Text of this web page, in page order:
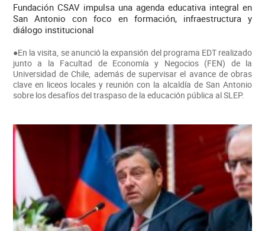
Fundación CSAV impulsa una agenda educativa integral en
San Antonio con foco en formación, infraestructura y
diálogo institucional
●En la visita, se anunció la expansión del programa EDT realizado
junto a la Facultad de Economía y Negocios (FEN) de la
Universidad de Chile, además de supervisar el avance de obras
clave en liceos locales y reunión con la alcaldía de San Antonio
sobre los desafíos del traspaso de la educación pública al SLEP.